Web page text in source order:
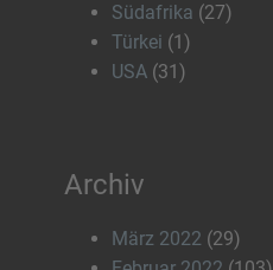
Südafrika (27)
Türkei (1)
USA (31)
Archiv
März 2022 (29)